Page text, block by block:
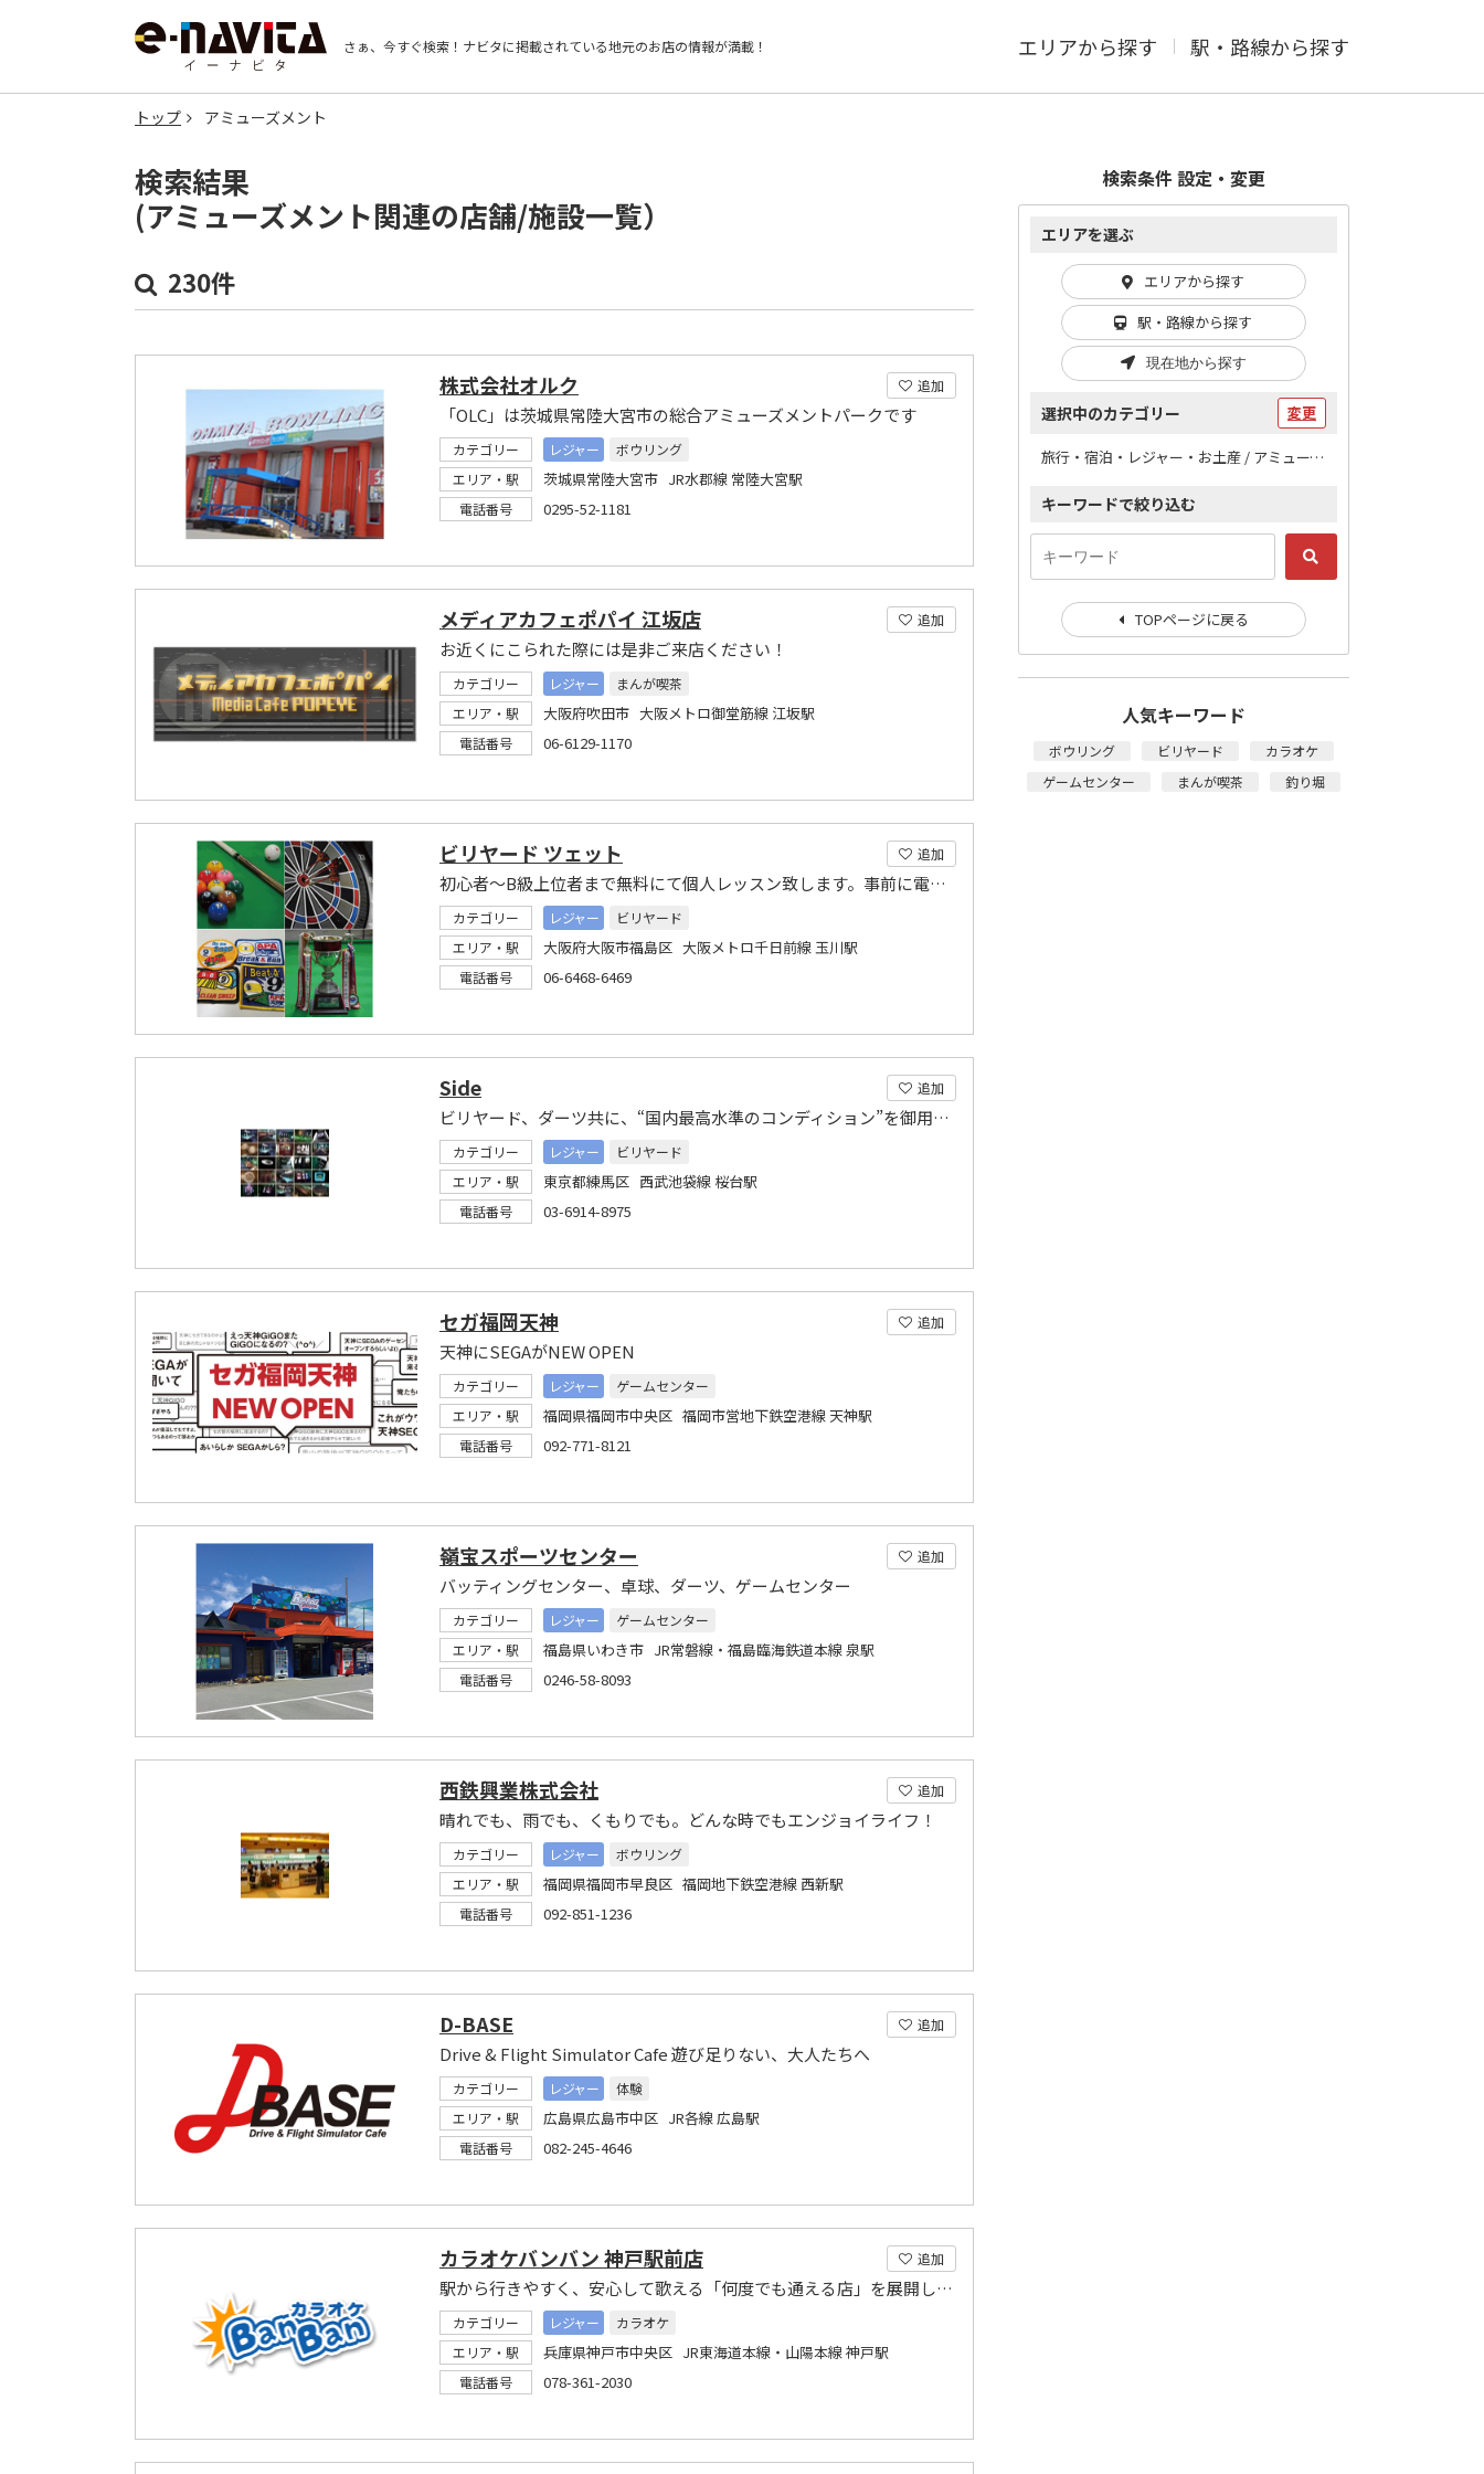
さぁ、今すぐ検索！ ナビタに掲載されている地元のお店の情報が満載！ エリアから探す 駅・路線から探す
トップ アミューズメント
検索結果
(アミューズメント関連の店舗/施設一覧）
230件
追加
株式会社オルク
「OLC」は茨城県常陸大宮市の総合アミューズメントパークです
カテゴリー レジャー
ボウリング
エリア・駅
茨城県常陸大宮市 JR水郡線 常陸大宮駅
電話番号 0295-52-1181
追加
メディアカフェポパイ 江坂店
お近くにこられた際には是非ご来店ください！
カテゴリー レジャー
まんが喫茶
エリア・駅
大阪府吹田市 大阪メトロ御堂筋線 江坂駅
電話番号 06-6129-1170
追加
ビリヤード ツェット
初心者～B級上位者まで無料にて個人レッスン致します。事前に電話でご予約ください。
カテゴリー レジャー
ビリヤード
エリア・駅
大阪府大阪市福島区 大阪メトロ千日前線 玉川駅
電話番号 06-6468-6469
追加
Side
ビリヤード、ダーツ共に、“国内最高水準のコンディション”を御用意しております！
カテゴリー レジャー
ビリヤード
エリア・駅
東京都練馬区 西武池袋線 桜台駅
電話番号 03-6914-8975
追加
セガ福岡天神
天神にSEGAがNEW OPEN
カテゴリー レジャー
ゲームセンター
エリア・駅
福岡県福岡市中央区 福岡市営地下鉄空港線 天神駅
電話番号 092-771-8121
追加
嶺宝スポーツセンター
バッティングセンター、卓球、ダーツ、ゲームセンター
カテゴリー レジャー
ゲームセンター
エリア・駅
福島県いわき市 JR常磐線・福島臨海鉄道本線 泉駅
電話番号 0246-58-8093
追加
西鉄興業株式会社
晴れでも、雨でも、くもりでも。どんな時でもエンジョイライフ！
カテゴリー レジャー
ボウリング
エリア・駅
福岡県福岡市早良区 福岡地下鉄空港線 西新駅
電話番号 092-851-1236
追加
D-BASE
Drive & Flight Simulator Cafe 遊び足りない、大人たちへ
カテゴリー レジャー
体験
エリア・駅
広島県広島市中区 JR各線 広島駅
電話番号 082-245-4646
追加
カラオケバンバン 神戸駅前店
駅から行きやすく、安心して歌える「何度でも通える店」を展開しています!
カテゴリー レジャー
カラオケ
エリア・駅
兵庫県神戸市中央区 JR東海道本線・山陽本線 神戸駅
電話番号 078-361-2030
検索条件 設定・変更
エリアを選ぶ
エリアから探す
駅・路線から探す
現在地から探す
選択中のカテゴリー 変更
旅行・宿泊・レジャー・お土産 / アミューズメント
キーワードで絞り込む
TOPページに戻る
人気キーワード
ボウリング ビリヤード
カラオケ
ゲームセンター
まんが喫茶 釣り堀